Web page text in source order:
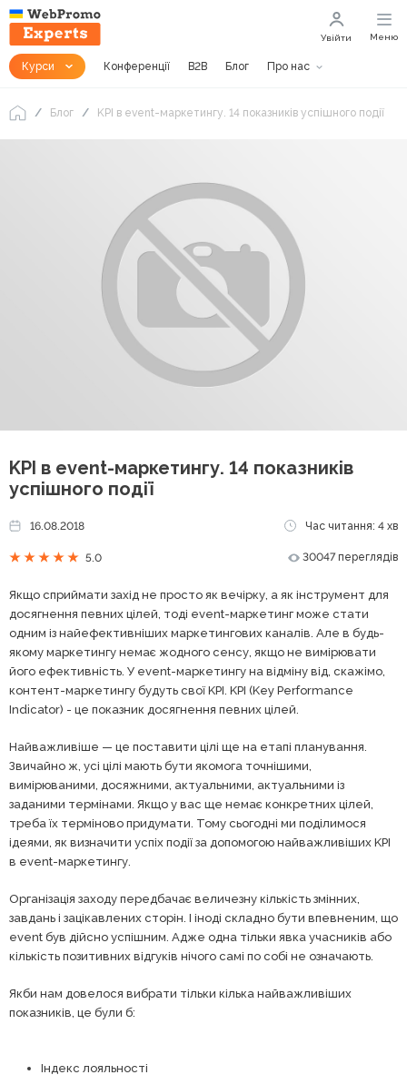
Курси Конференції B2B Блог Про нас
Увійти Меню
Блог KPI в event-маркетингу. 14 показників успішного події
KPI в event-маркетингу. 14 показників
успішного події
16.08.2018 Час читання: 4 хв
5.0 30047 переглядів
Якщо сприймати захід не просто як вечірку, а як інструмент для
досягнення певних цілей, тоді event-маркетинг може стати
одним із найефективніших маркетингових каналів. Але в будь-
якому маркетингу немає жодного сенсу, якщо не вимірювати
його ефективність. У event-маркетингу на відміну від, скажімо,
контент-маркетингу будуть свої KPI. KPI (Key Performance
Indicator) - це показник досягнення певних цілей.
Найважливіше — це поставити цілі ще на етапі планування.
Звичайно ж, усі цілі мають бути якомога точнішими,
вимірюваними, досяжними, актуальними, актуальними із
заданими термінами. Якщо у вас ще немає конкретних цілей,
треба їх терміново придумати. Тому сьогодні ми поділимося
ідеями, як визначити успіх події за допомогою найважливіших KPI
в event-маркетингу.
Організація заходу передбачає величезну кількість змінних,
завдань і зацікавлених сторін. І іноді складно бути впевненим, що
event був дійсно успішним. Адже одна тільки явка учасників або
кількість позитивних відгуків нічого самі по собі не означають.
Якби нам довелося вибрати тільки кілька найважливіших
показників, це були б:
Індекс лояльності